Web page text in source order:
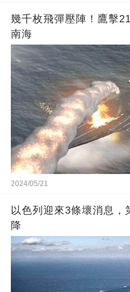
幾千枚飛彈壓陣！鷹擊
南海
2024/05/21
以色列迎來3條壞消息，
降